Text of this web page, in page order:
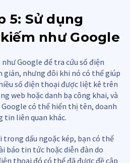
5: Sử dụng
như Google
Google để tra cứu số điện
giản, nhưng đôi khi nó có thể giúp
số điện thoại được liệt kê trên
web hoặc danh bạ công khai, và
có thể hiển thị tên, doanh
tin liên quan khác.
trong dấu ngoặc kép, bạn có thể
báo tin tức hoặc diễn đàn do
thoại đó có thể đã được đề cập